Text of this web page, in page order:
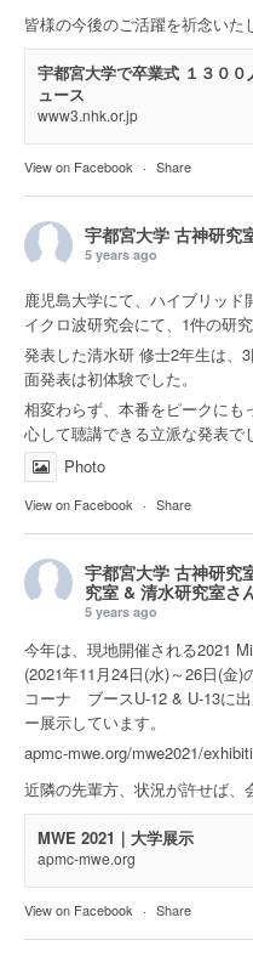
皆様の今後のご活躍を祈念いた
宇都宮大学で卒業式 １３０
ュース
www3.nhk.or.jp
View on Facebook · Share
宇都宮大学 古神研究
5 years ago
鹿児島大学にて、ハイブリッ
イクロ波研究会にて、1件の研
発表した清水研 修士2年生は、
面発表は初体験でした。
相変わらず、本番をピークに
心して聴講できる立派な発表で
Photo
View on Facebook · Share
宇都宮大学 古神研究
究室 & 清水研究室さ
5 years ago
今年は、現地開催される2021
(2021年11月24日(水)～26日(金
コーナ ブースU-12 & U-13に
ー展示しています。
apmc-mwe.org/mwe2021/
近隣の先輩方、状況が許せば、
MWE 2021｜大学展示
apmc-mwe.org
View on Facebook · Share